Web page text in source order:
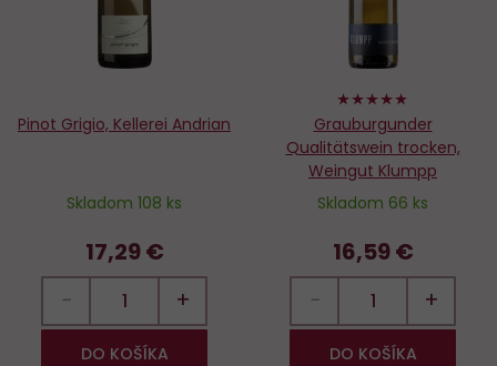
Pinot Grigio, Kellerei Andrian
Skladom 108 ks
17,29 €
− +
DO KOŠÍKA
100%
Grauburgunder
Qualitätswein trocken,
Weingut Klumpp
Skladom 66 ks
16,59 €
− +
DO KOŠÍKA